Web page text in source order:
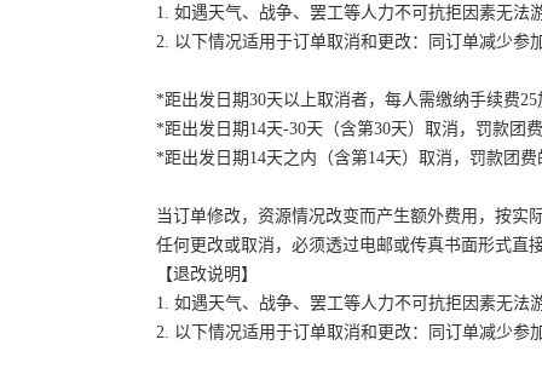
1. 如遇天气、战争、罢工等人力不可抗拒因素无
2. 以下情况适用于订单取消和更改：同订单减少
*距出发日期30天以上取消者，每人需缴纳手续费
*距出发日期14天-30天（含第30天）取消，罚款团
*距出发日期14天之内（含第14天）取消，罚款团费
当订单修改，资源情况改变而产生额外费用，按实
任何更改或取消，必须透过电邮或传真书面形式直
【退改说明】
1. 如遇天气、战争、罢工等人力不可抗拒因素无
2. 以下情况适用于订单取消和更改：同订单减少